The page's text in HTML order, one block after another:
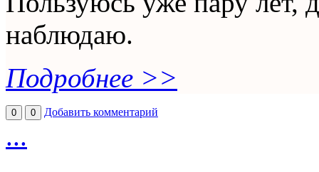
наблюдаю.
Подробнее >>
0 0 Добавить комментарий
...